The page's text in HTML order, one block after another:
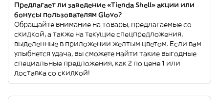
Предлагает ли заведение «Tienda Shell» акции или
бонусы пользователям Glovo?
Обращайте внимание на товары, предлагаемые со
скидкой, а также на текущие спецпредложения,
выделенные в приложении желтым цветом. Если вам
улыбнется удача, вы сможете найти такие выгодные
специальные предложения, как 2 по цене 1 или
доставка со скидкой!